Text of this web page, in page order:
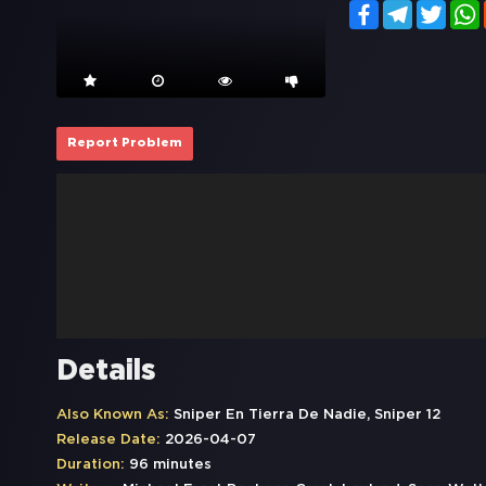
FacebookTelegram
Report Problem
Details
Also Known As: Sniper En Tierra De Nadie, Sniper 12
Release Date: 2026-04-07
Duration: 96 minutes